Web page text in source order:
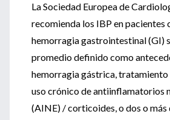
La Sociedad Europea de
recomienda los IBP en pacientes
hemorragia gastrointestinal (GI)
promedio definido como
hemorragia gástrica,
uso crónico de antiinflamatorios
(AINE) / corticoides, o dos o más